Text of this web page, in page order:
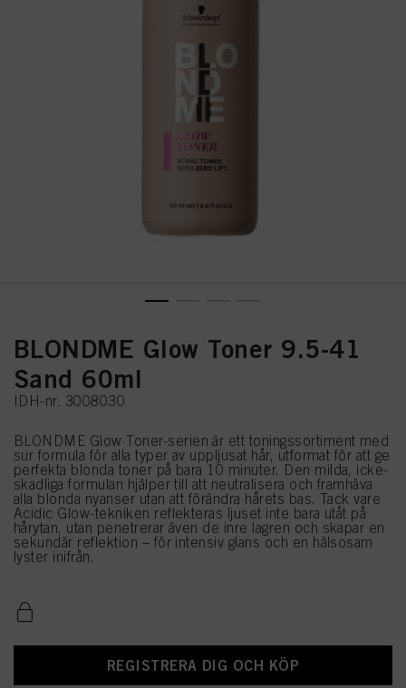
BLONDME Glow Toner 9.5-41
Sand 60ml
IDH-nr. 3008030
BLONDME Glow Toner-serien är ett toningssortiment med
sur formula för alla typer av uppljusat hår, utformat för att ge
perfekta blonda toner på bara 10 minuter. Den milda, icke-
skadliga formulan hjälper till att neutralisera och framhäva
alla blonda nyanser utan att förändra hårets bas. Tack vare
Acidic Glow-tekniken reflekteras ljuset inte bara utåt på
hårytan, utan penetrerar även de inre lagren och skapar en
sekundär reflektion – för intensiv glans och en hälsosam
lyster inifrån.
REGISTRERA DIG OCH KÖP